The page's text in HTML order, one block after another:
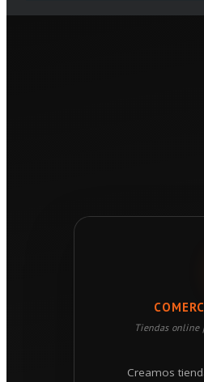
Tiendas online
Creamos